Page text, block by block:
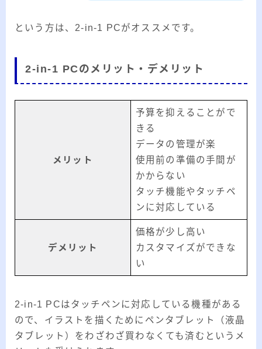
という方は、2-in-1 PCがオススメです。
2-in-1 PCのメリット・デメリット
メリット
予算を抑えることがで
きる
データの管理が楽
使用前の準備の手間が
かからない
タッチ機能やタッチペ
ンに対応している
デメリット
価格が少し高い
カスタマイズができな
い
2-in-1 PCはタッチペンに対応している機種がある
ので、イラストを描くためにペンタブレット（液晶
タブレット）をわざわざ買わなくても済むというメ